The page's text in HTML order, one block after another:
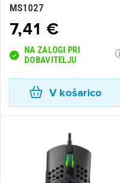
MS1027
7,41 €
NA ZALOGI PRI
DOBAVITELJU
V košarico